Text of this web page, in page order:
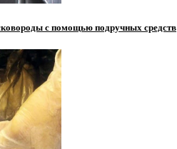
с помощью подручных средств